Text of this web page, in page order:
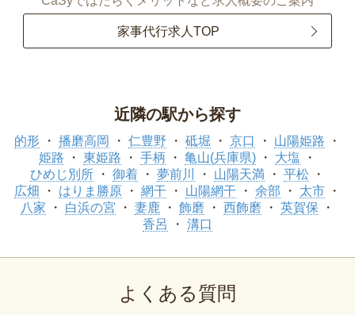
家事代行求人TOP
近隣の駅から探す
的形 播磨高岡 仁豊野 砥堀 京口
山陽姫路
姫路
東姫路 手柄 亀山(兵庫県)
大塩
ひめじ別所
御着 夢前川 山陽天満
平松
広畑
はりま勝原 網干 山陽網干 余部
太市
八家
白浜の宮 妻鹿 飾磨 西飾磨
英賀保
香呂
溝口
よくある質問